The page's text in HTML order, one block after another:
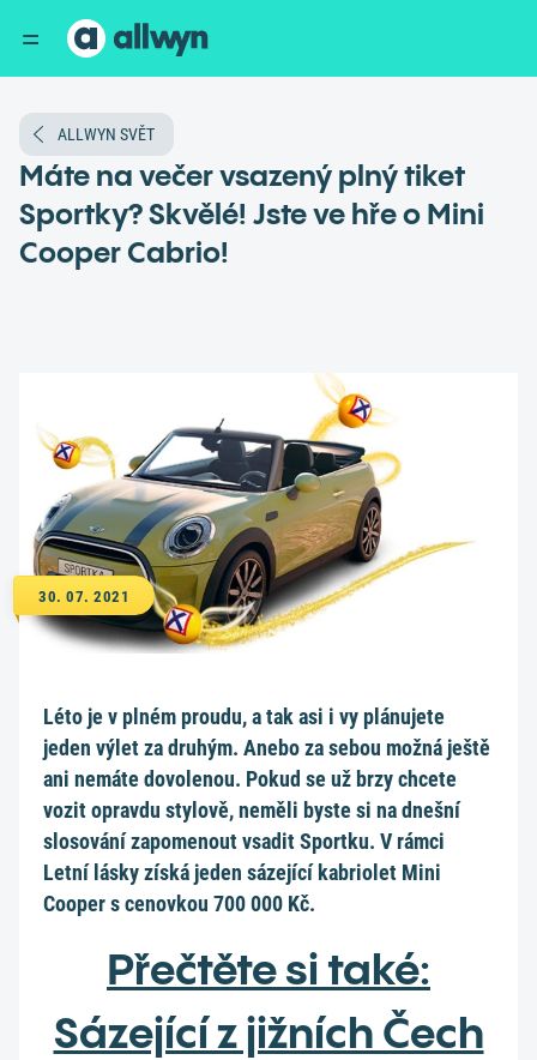
ALLWYN SVĚT
Máte na večer vsazený plný tiket
Sportky? Skvělé! Jste ve hře o Mini
Cooper Cabrio!
30. 07. 2021
Léto je v plném proudu, a tak asi i vy plánujete
jeden výlet za druhým. Anebo za sebou možná ještě
ani nemáte dovolenou. Pokud se už brzy chcete
vozit opravdu stylově, neměli byste si na dnešní
slosování zapomenout vsadit Sportku. V rámci
Letní lásky získá jeden sázející kabriolet Mini
Cooper s cenovkou 700 000 Kč.
Přečtěte si také:
Sázející z jižních Čech